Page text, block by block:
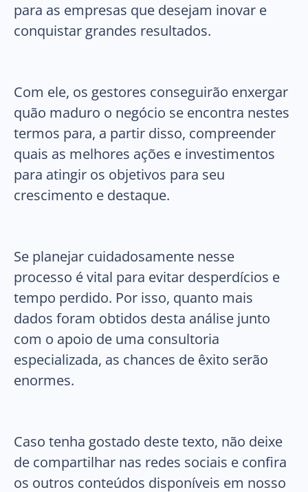
para as empresas que desejam inovar e
conquistar grandes resultados.
Com ele, os gestores conseguirão enxergar
quão maduro o negócio se encontra nestes
termos para, a partir disso, compreender
quais as melhores ações e investimentos
para atingir os objetivos para seu
crescimento e destaque.
Se planejar cuidadosamente nesse
processo é vital para evitar desperdícios e
tempo perdido. Por isso, quanto mais
dados foram obtidos desta análise junto
com o apoio de uma consultoria
especializada, as chances de êxito serão
enormes.
Caso tenha gostado deste texto, não deixe
de compartilhar nas redes sociais e confira
os outros conteúdos disponíveis em nosso